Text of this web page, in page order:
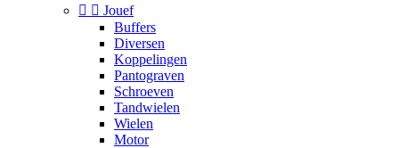
  Jouef
Buffers
Diversen
Koppelingen
Pantograven
Schroeven
Tandwielen
Wielen
Motor